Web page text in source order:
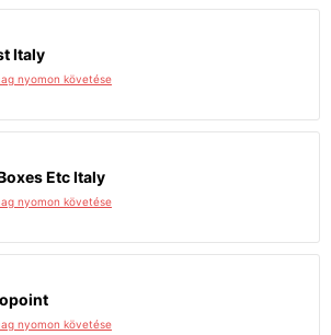
Italy
nyomon követése
Etc Italy
nyomon követése
nyomon követése